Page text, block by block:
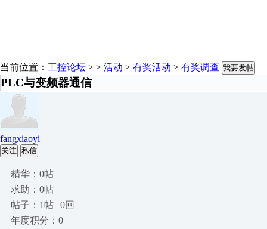
当前位置： 工控论坛 > > 活动 > 有奖活动 > 有奖调查 我要发帖
PLC与变频器通信
fangxiaoyi
关注 私信
精华：0帖
求助：0帖
帖子：1帖 | 0回
年度积分：0